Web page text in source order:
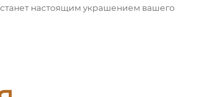
станет настоящим украшением вашего